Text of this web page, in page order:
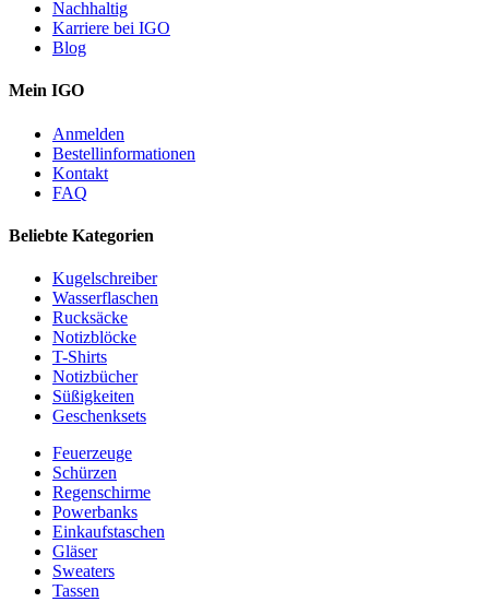
Nachhaltig
Karriere bei IGO
Blog
Mein IGO
Anmelden
Bestellinformationen
Kontakt
FAQ
Beliebte Kategorien
Kugelschreiber
Wasserflaschen
Rucksäcke
Notizblöcke
T-Shirts
Notizbücher
Süßigkeiten
Geschenksets
Feuerzeuge
Schürzen
Regenschirme
Powerbanks
Einkaufstaschen
Gläser
Sweaters
Tassen